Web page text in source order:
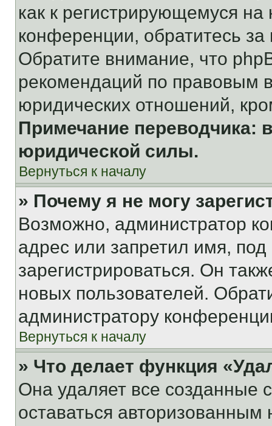
как к регистрирующемуся
конференции, обратитесь
Обратите внимание, что
рекомендаций по правовым
юридических отношений,
Примечание переводчика:
юридической силы.
Вернуться к началу
» Почему я не могу
Возможно, администратор
адрес или запретил имя,
зарегистрироваться. Он
новых пользователей.
администратору
Вернуться к началу
» Что делает функция
Она удаляет все созданные
оставаться